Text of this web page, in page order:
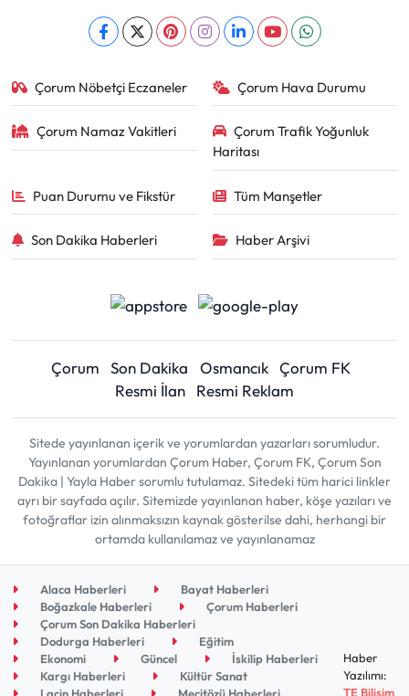
Çorum Nöbetçi Eczaneler Çorum Hava Durumu
Çorum Namaz Vakitleri
Çorum Trafik Yoğunluk
Haritası
Puan Durumu ve Fikstür Tüm Manşetler
Son Dakika Haberleri Haber Arşivi
Çorum Son Dakika Osmancık Çorum FK
Resmi İlan
Resmi Reklam
Sitede yayınlanan içerik ve yorumlardan yazarları sorumludur.
Yayınlanan yorumlardan Çorum Haber, Çorum FK, Çorum Son
Dakika | Yayla Haber sorumlu tutulamaz. Sitedeki tüm harici linkler
ayrı bir sayfada açılır. Sitemizde yayınlanan haber, köşe yazıları ve
fotoğraflar izin alınmaksızın kaynak gösterilse dahi, herhangi bir
ortamda kullanılamaz ve yayınlanamaz
Alaca Haberleri
Bayat Haberleri
Boğazkale Haberleri
Çorum Haberleri
Çorum Son Dakika Haberleri
Dodurga Haberleri
Eğitim
Ekonomi
Güncel
İskilip Haberleri
Kargı Haberleri
Kültür Sanat
Haber
Yazılımı:
TE Bilişim